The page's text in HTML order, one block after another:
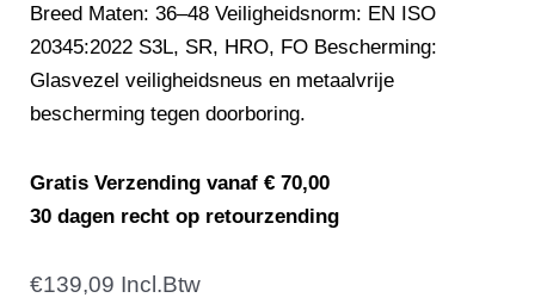
Breed Maten: 36–48 Veiligheidsnorm: EN ISO
20345:2022 S3L, SR, HRO, FO Bescherming:
Glasvezel veiligheidsneus en metaalvrije
bescherming tegen doorboring.
Gratis Verzending vanaf € 70,00
30 dagen recht op retourzending
€139,09 Incl.Btw
Solid